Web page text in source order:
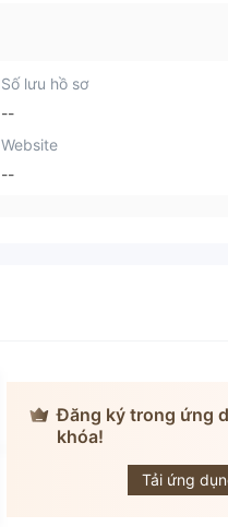
Số lưu hồ sơ
--
Website
--
Đăng ký trong ứng
khóa!
Tải ứng